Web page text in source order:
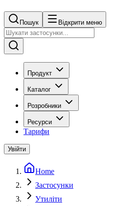
Пошук Відкрити меню
Продукт
Каталог
Розробники
Ресурси
Тарифи
Увійти
Home
Застосунки
Утиліти